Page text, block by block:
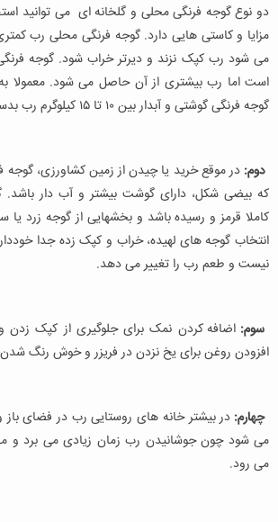
دو نوع گوجه فرنگی محلی و گلخانه ای می توانید
مزایا و کاستی هایی دارد. گوجه فرنگی محلی رب
می شود رب کپک نزند و دیرتر خراب شود. گوجه
گوجه فرنگی گوشتی و آبدار بین ۱۰ تا ۱۵ کیلوگرم رب بدست می آید.
دوم: در موقع خرید یا چیدن از زمین کشاورزی، گوجه
که بیضی شکل، دارای گوشت بیشتر و آب دار باشد.
کاملا قرمز و رسیده باشد و بخشهایی از گوجه زرد یا
انتخاب گوجه های لهیده، خراب و کپک زده جدا
نیست و طعم رب را تغییر می دهد.
سوم:اضافه کردن نمک برای جلوگیری از کپک
افزودن روغن برای یخ نزدن در فریزر و خوش رنگ
چهارم: در بیشتر خانه های روستایی رب در فضای
می شود چون جوشانیدن رب زمان زیادی می برد و
می رود.